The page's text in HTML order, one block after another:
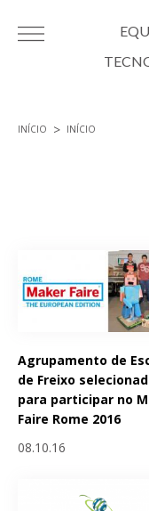
INÍCIO INÍCIO
Agrupamento de
de Freixo
para participar no
Faire Rome 2016
08.10.16
Páginas